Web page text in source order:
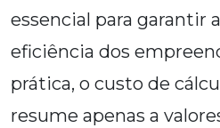
essencial para garantir
eficiência dos
prática, o custo de
resume apenas a